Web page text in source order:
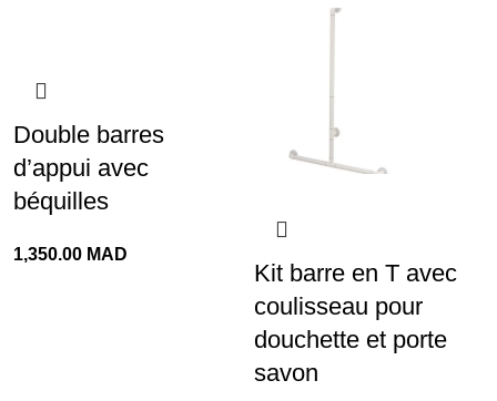
Double barres
d’appui avec
béquilles
1,350.00 MAD
Kit barre en T avec
coulisseau pour
douchette et porte
savon